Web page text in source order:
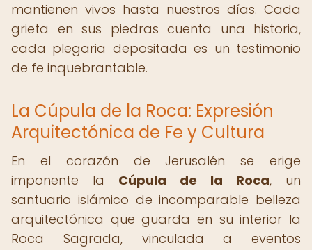
mantienen vivos hasta nuestros días. Cada
grieta en sus piedras cuenta una historia,
cada plegaria depositada es un testimonio
de fe inquebrantable.
La Cúpula de la Roca: Expresión
Arquitectónica de Fe y Cultura
En el corazón de Jerusalén se erige
imponente la Cúpula de la Roca, un
santuario islámico de incomparable belleza
arquitectónica que guarda en su interior la
Roca Sagrada, vinculada a eventos